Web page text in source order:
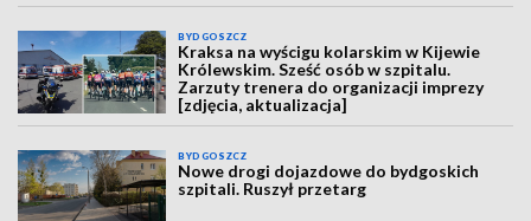
BYDGOSZCZ
Kraksa na wyścigu kolarskim w Kijewie
Królewskim. Sześć osób w szpitalu.
Zarzuty trenera do organizacji imprezy
[zdjęcia, aktualizacja]
BYDGOSZCZ
Nowe drogi dojazdowe do bydgoskich
szpitali. Ruszył przetarg